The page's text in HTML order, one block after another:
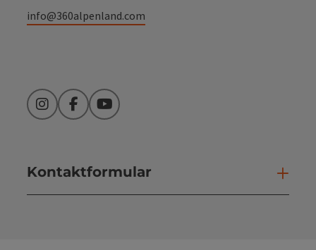
info@360alpenland.com
InstagramFacebookYouTube
Kontaktformular